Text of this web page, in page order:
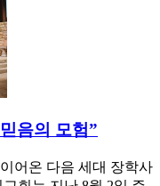
음의 모험”
어온 다음 세대 장학사